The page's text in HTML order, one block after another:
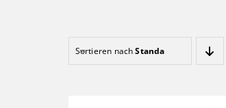
Sortieren nachStandard